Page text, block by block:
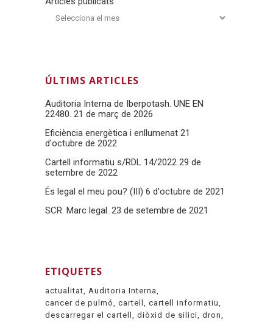
ÚLTIMS ARTICLES
Auditoria Interna de Iberpotash. UNE EN
22480. 21 de març de 2026
Eficiència energètica i enllumenat 21
d'octubre de 2022
Cartell informatiu s/RDL 14/2022 29 de
setembre de 2022
És legal el meu pou? (III) 6 d'octubre de 2021
SCR. Marc legal. 23 de setembre de 2021
ETIQUETES
actualitat Auditoria Interna
cancer de pulmó
cartell
cartell informatiu
descarregar el cartell
diòxid de silici dron